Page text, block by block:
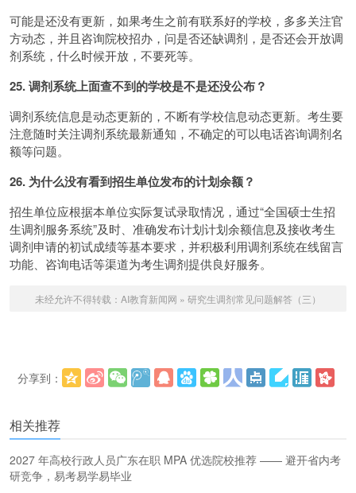
可能是还没有更新，如果考生之前有联系好的学校，多多关注官
方动态，并且咨询院校招办，问是否还缺调剂，是否还会开放调
剂系统，什么时候开放，不要死等。
25. 调剂系统上面查不到的学校是不是还没公布？
调剂系统信息是动态更新的，不断有学校信息动态更新。考生要
注意随时关注调剂系统最新通知，不确定的可以电话咨询调剂名
额等问题。
26. 为什么没有看到招生单位发布的计划余额？
招生单位应根据本单位实际复试录取情况，通过“全国硕士生招
生调剂服务系统”及时、准确发布计划计划余额信息及接收考生
调剂申请的初试成绩等基本要求，并积极利用调剂系统在线留言
功能、咨询电话等渠道为考生调剂提供良好服务。
未经允许不得转载： AI教育新闻网 » 研究生调剂常见问题解答（三）
分享到：
相关推荐
2027 年高校行政人员广东在职 MPA 优选院校推荐 —— 避开省内考
研竞争，易考易学易毕业